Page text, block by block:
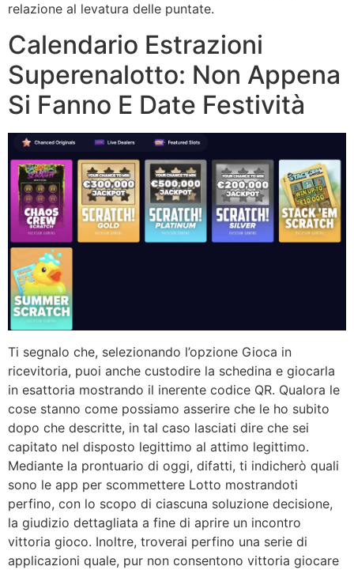
relazione al levatura delle puntate.
Calendario Estrazioni
Superenalotto: Non Appena
Si Fanno E Date Festività
Ti segnalo che, selezionando l’opzione Gioca in
ricevitoria, puoi anche custodire la schedina e giocarla
in esattoria mostrando il inerente codice QR. Qualora le
cose stanno come possiamo asserire che le ho subito
dopo che descritte, in tal caso lasciati dire che sei
capitato nel disposto legittimo al attimo legittimo.
Mediante la prontuario di oggi, difatti, ti indicherò quali
sono le app per scommettere Lotto mostrandoti
perfino, con lo scopo di ciascuna soluzione decisione,
la giudizio dettagliata a fine di aprire un incontro
vittoria gioco. Inoltre, troverai perfino una serie di
applicazioni quale, pur non consentono vittoria giocare